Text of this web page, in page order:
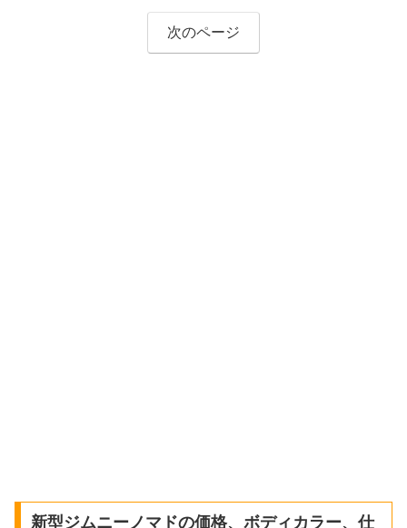
次のページ
新型ジムニーノマドの価格、ボディカラー、仕